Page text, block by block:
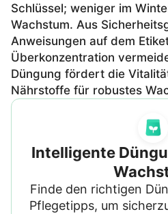
Schlüssel; weniger im
Wachstum. Aus
Anweisungen auf dem
Überkonzentration
Düngung fördert die
Nährstoffe für robustes
Intelligente
Finde den richtigen
Pflegetipps, um